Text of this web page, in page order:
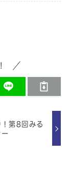
第8回みる